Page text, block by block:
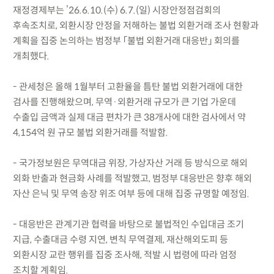
재정경제부는 ’26.6.10.(수) 6.7.(일) 시장안정점검회의
후속조치로, 외환시장 안정을 저해하는 불법 외환거래 조사 현황과
계획을 집중 논의하는 범정부 「불법 외환거래 대응반」 회의를
개최했다.
- 관세청은 올해 1월부터 고환율을 틈탄 불법 외환거래에 대한
검사를 진행해왔으며, 무역·외환거래 규모가 큰 기업 가운데
수출입 금액과 실제 대금 편차가 큰 38개사에 대한 검사에서 약
4,154억 원 규모 불법 외환거래를 적발함.
- 국가정보원은 무역대금 위장, 가상자산 거래 등 방식으로 해외
외화 반출과 현금화 사례를 적발했고, 범정부 대응반은 향후 해외
자산 은닉 및 무역 송장 위조 여부 등에 대해 집중 규명할 예정임.
- 대응반은 관계기관 협력을 바탕으로 불법적인 수입대금 조기
지급, 수출대금 수령 지연, 변칙 무역결제, 재산해외도피 등
외환시장 교란 행위를 집중 조사해, 적발 시 법령에 따라 엄정
조치할 계획임.